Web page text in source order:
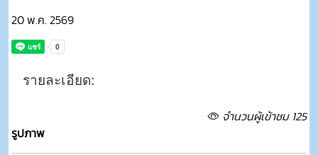
20 พ.ค. 2569
รายละเอียด:
จำนวนผู้เข้าชม 125
รูปภาพ